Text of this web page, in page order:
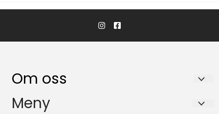
Om oss
Biltrend Tromsø AS
Meny